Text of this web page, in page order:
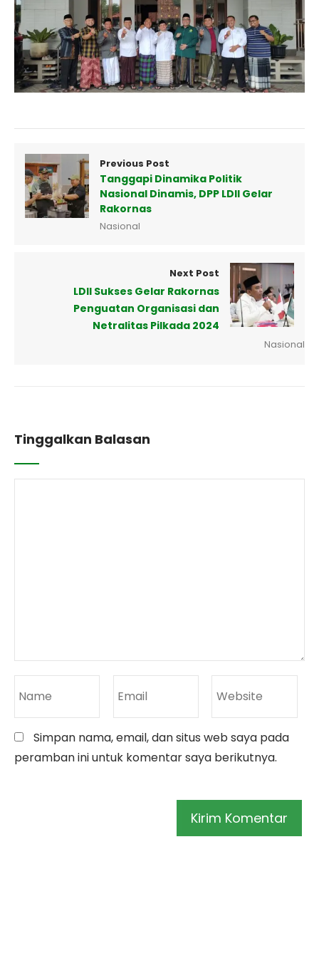
Previous Post
Tanggapi Dinamika Politik
Nasional Dinamis, DPP LDII Gelar
Rakornas
Nasional
Next Post
LDII Sukses Gelar Rakornas
Penguatan Organisasi dan
Netralitas Pilkada 2024
Nasional
Tinggalkan Balasan
Simpan nama, email, dan situs web saya pada
peramban ini untuk komentar saya berikutnya.